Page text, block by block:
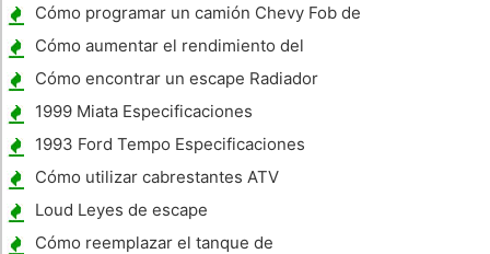
con Herramientas de mano
Cómo programar un camión Chevy Fob de
la llave
Cómo aumentar el rendimiento del
combustible en un Chrysler 3.3 Viruta 1995
Cómo encontrar un escape Radiador
1999 Miata Especificaciones
1993 Ford Tempo Especificaciones
Cómo utilizar cabrestantes ATV
Loud Leyes de escape
Cómo reemplazar el tanque de